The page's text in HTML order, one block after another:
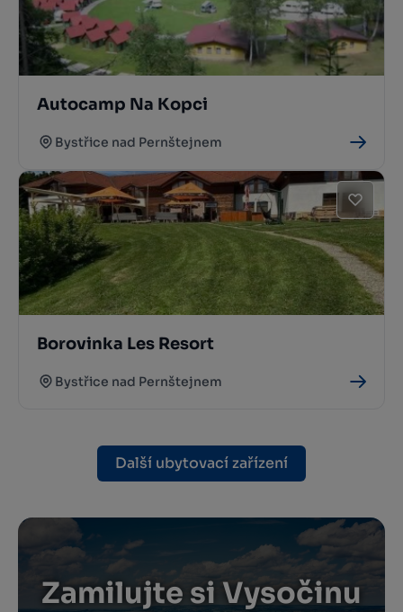
Autocamp Na Kopci
Bystřice nad Pernštejnem
Borovinka Les Resort
Bystřice nad Pernštejnem
Další ubytovací zařízení
Zamilujte si Vysočinu